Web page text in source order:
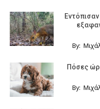
By:
Πόσες
By: